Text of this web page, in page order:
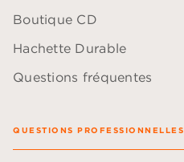
Boutique CD
Hachette Durable
Questions fréquentes
QUESTIONS PROFESSIONNELLES